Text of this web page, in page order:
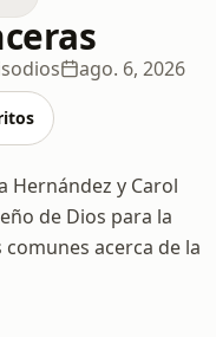
ago. 6, 2026
Hernández y Carol
de Dios para la
acerca de la